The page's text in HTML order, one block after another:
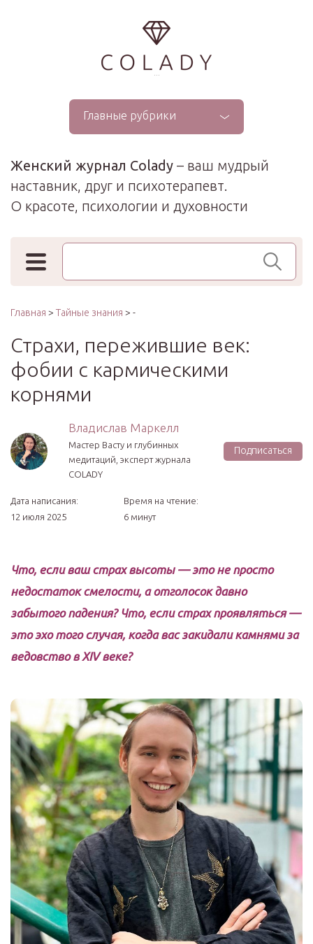
...
Главные рубрики
Женский журнал Colady – ваш мудрый
наставник, друг и психотерапевт.
О красоте, психологии и духовности
Поиск по сайту
Главная > Тайные знания > -
Страхи, пережившие век:
фобии с кармическими
корнями
Владислав Маркелл
Мастер Васту и глубинных
медитаций, эксперт журнала
COLADY
Подписаться
Дата написания:
12 июля 2025
Время на чтение:
6 минут
Что, если ваш страх высоты — это не просто
недостаток смелости, а отголосок давно
забытого падения? Что, если страх проявляться —
это эхо того случая, когда вас закидали камнями за
ведовство в XIV веке?